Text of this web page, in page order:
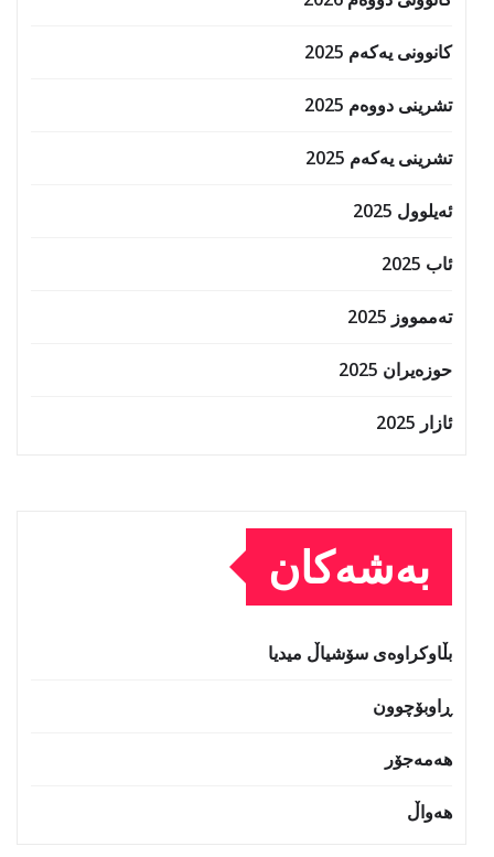
کانوونی یەکەم 2025
تشرینی دووەم 2025
تشرینی یەکەم 2025
ئەیلوول 2025
ئاب 2025
تەممووز 2025
حوزه‌یران 2025
ئازار 2025
بەشەکان
بڵاوکراوەی سۆشیاڵ میدیا
ڕاوبۆچوون
هەمەجۆر
هەواڵ